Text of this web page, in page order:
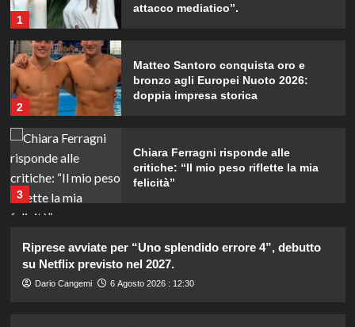
1
attacco mediatico”.
2
Matteo Santoro conquista oro e
bronzo agli Europei Nuoto 2026:
doppia impresa storica
3
Chiara Ferragni risponde alle
critiche: “Il mio peso riflette la mia
felicità”
4
una mancanza rivela le sue priorità
con il terzo bambino.
Riprese avviate per “Uno splendido errore 4”, debutto
su Netflix previsto nel 2027.
Dario Cangemi 6 Agosto 2026 : 12:30